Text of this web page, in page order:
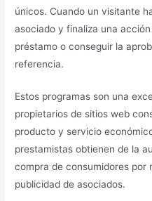
únicos. Cuando un visitante
asociado y finaliza una
préstamo o conseguir la
referencia.
Estos programas son una
propietarios de sitios web
producto y servicio
prestamistas obtienen de la
compra de consumidores por
publicidad de asociados.